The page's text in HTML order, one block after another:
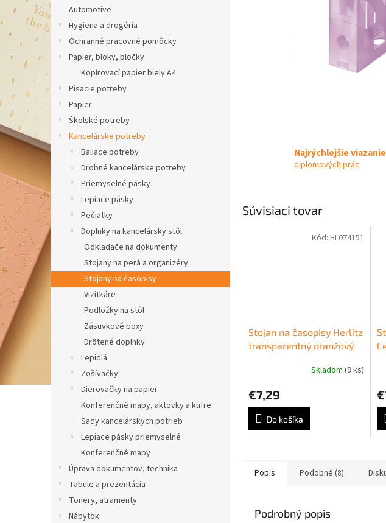
Automotive
Hygiena a drogéria
Ochranné pracovné pomôcky
Papier, bloky, bločky
Kopírovací papier biely A4
Písacie potreby
Papier
Školské potreby
Kancelárske potreby
Baliace potreby
Drobné kancelárske potreby
Priemyselné pásky
Lepiace pásky
Pečiatky
Doplnky na kancelársky stôl
Odkladače na dokumenty
Stojany na perá a organizéry
Stojany na časopisy
Vizitkáre
Podložky na stôl
Zásuvkové boxy
Drôtené doplnky
Lepidlá
Zošívačky
Dierovačky na papier
Konferenčné mapy, aktovky a kufre
Sady kancelárskych potrieb
Lepiace pásky priemyselné
Konferenčné mapy
Úprava dokumentov, technika
Tabule a prezentácia
Tonery, atramenty
Nábytok
Najrýchlejšie viazanie
diplomových prác
Súvisiaci tovar
Stojan na časopisy Herlitz
transparentný oranžový
Skladom (9 ks)
€7,29
Do košíka
Kód: HL074151
Popis Podobné (8)
Podrobný popis